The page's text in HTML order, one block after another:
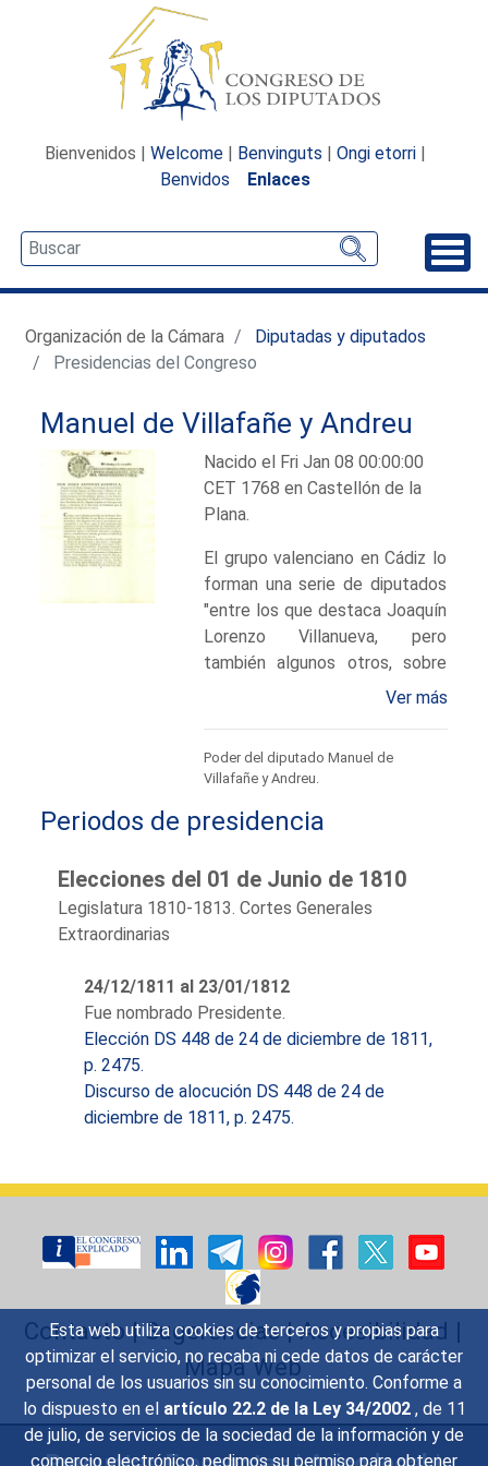
Esta web utiliza cookies de terceros y propias para
optimizar el servicio, no recaba ni cede datos de carácter
personal de los usuarios sin su conocimiento. Conforme a
lo dispuesto en el artículo 22.2 de la Ley 34/2002 , de 11
de julio, de servicios de la sociedad de la información y de
comercio electrónico, pedimos su permiso para obtener
Bienvenidos | Welcome | Benvinguts | Ongi etorri |
Benvidos
Enlaces
Organización de la Cámara
Diputadas y diputados
Presidencias del Congreso
Manuel de Villafañe y Andreu
Nacido el Fri Jan 08 00:00:00
CET 1768 en Castellón de la
Plana.
El grupo valenciano en Cádiz lo
forman una serie de diputados
"entre los que destaca Joaquín
Lorenzo Villanueva, pero
también algunos otros, sobre
todo de aquellos que se
desde que aquél fue ocupado,
en enero de 1812, por las
tropas del Mariscal Suchet...",
Consejero del Rey, Oidor de la
Audiencia de Valencia (a la cual
Presidencia de la Cámara),
Gobernador de la Sala del
Crimen de Valencia, Presidente
Pública, Vocal de la Junta
Superior de Valencia y
Caballero de la Orden de Carlos
de Valencia de 1794 a 1820, y
1821 a 1823 y magistrado
honorario del Tribunal Supremo
en 1822-1823.
diputados realizaron a las
Cortes de Cádiz tenemos
noticia a través de la obra
dirigida por Germán Ramírez
Aledón "Valencianos en Cádiz",
Ver más
Poder del diputado Manuel de
Villafañe y Andreu.
Periodos de presidencia
Elecciones del 01 de Junio de 1810
Legislatura 1810-1813. Cortes Generales
Extraordinarias
24/12/1811 al 23/01/1812
Fue nombrado Presidente.
Elección DS 448 de 24 de diciembre de 1811,
p. 2475.
Discurso de alocución DS 448 de 24 de
diciembre de 1811, p. 2475.
Contacto|Sugerencias|Accesibilidad |
Mapa Web